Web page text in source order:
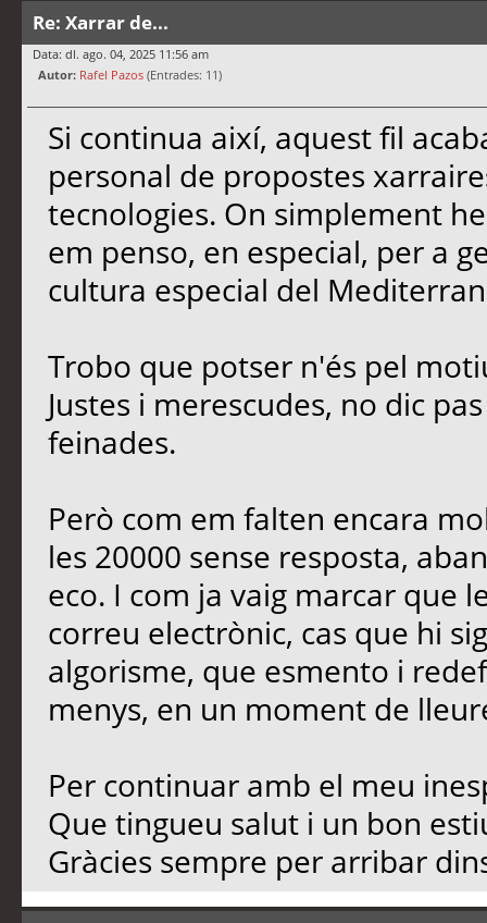
Re: Xarrar de...
Data: dl. ago. 04, 2025 11:56 am
Autor: Rafel Pazos (Entrades: 11)
Si continua així, aquest fil
personal de propostes
tecnologies. On simplement
em penso, en especial, per a
cultura especial del
Trobo que potser n'és pel
Justes i merescudes, no dic
feinades.
Però com em falten encara
les 20000 sense resposta,
eco. I com ja vaig marcar que
correu electrònic, cas que hi
algorisme, que esmento i
menys, en un moment de
Per continuar amb el meu
Que tingueu salut i un bon
Gràcies sempre per arribar